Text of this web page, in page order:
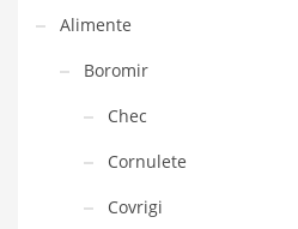
Alimente
Boromir
Chec
Cornulete
Covrigi